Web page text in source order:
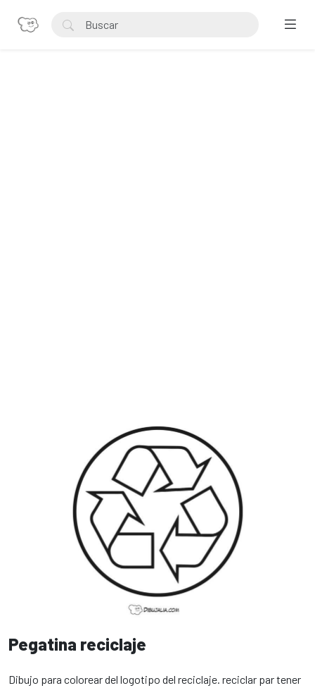
Pegatina reciclaje
Dibujo para colorear del logotipo del reciclaje. reciclar par tener